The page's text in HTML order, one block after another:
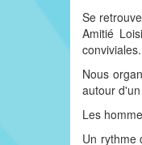
Se
Amitié
Nous
autour
Les
Un rythme